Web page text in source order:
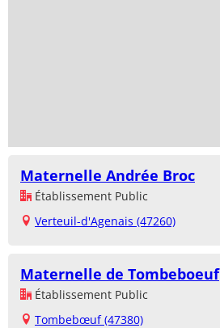
Maternelle Andrée Broc
Établissement Public
Verteuil-d'Agenais (47260)
Maternelle de Tombeboeuf
Établissement Public
Tombebœuf (47380)